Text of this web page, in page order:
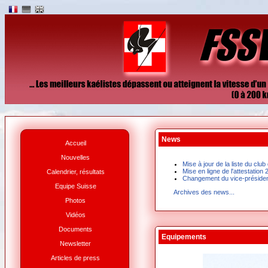
Accueil
Nouvelles
Calendrier, résultats
Equipe Suisse
Photos
Vidéos
Documents
Newsletter
Articles de press
News
Mise à jour de la liste du
Mise en ligne de l'attestation
Changement du vice-
Archives des news...
Equipements